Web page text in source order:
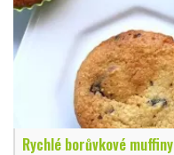
Rychlé borůvkové muffiny